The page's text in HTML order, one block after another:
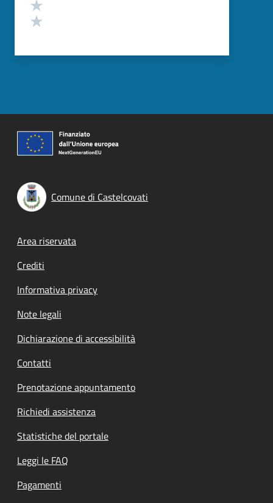
Comune di Castelcovati
Footer menu
Area riservata
Crediti
Informativa privacy
Note legali
Dichiarazione di accessibilità
Contatti
Prenotazione appuntamento
Richiedi assistenza
Statistiche del portale
Leggi le FAQ
Pagamenti